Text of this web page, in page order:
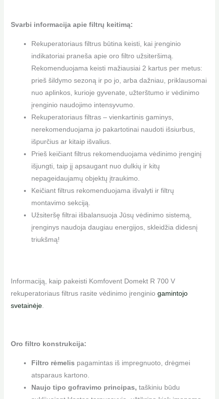
Svarbi informacija apie filtrų keitimą:
Rekuperatoriaus filtrus būtina keisti, kai įrenginio
indikatoriai praneša apie oro filtro užsiteršimą.
Rekomenduojama keisti mažiausiai 2 kartus per metus:
prieš šildymo sezoną ir po jo, arba dažniau, priklausomai
nuo aplinkos, kurioje gyvenate, užterštumo ir vėdinimo
įrenginio naudojimo intensyvumo.
Rekuperatoriaus filtras – vienkartinis gaminys,
nerekomenduojama jo pakartotinai naudoti išsiurbus,
išpurčius ar kitaip išvalius.
Prieš keičiant filtrus rekomenduojama vėdinimo įrenginį
išjungti, taip jį apsaugant nuo dulkių ir kitų
nepageidaujamų objektų įtraukimo.
Keičiant filtrus rekomenduojama išvalyti ir filtrų
montavimo sekciją.
Užsiteršę filtrai išbalansuoja Jūsų vėdinimo sistemą,
įrenginys naudoja daugiau energijos, skleidžia didesnį
triukšmą!
Informaciją, kaip pakeisti Komfovent Domekt R 700 V
rekuperatoriaus filtrus rasite vėdinimo įrenginio gamintojo
svetainėje.
Oro filtro konstrukcija:
Filtro rėmelis pagamintas iš impregnuoto, drėgmei
atsparaus kartono.
Naujo tipo gofravimo principas, taškiniu būdu